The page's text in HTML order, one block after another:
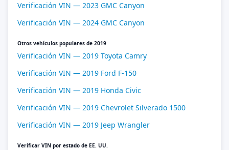
Verificación VIN — 2023 GMC Canyon
Verificación VIN — 2024 GMC Canyon
Otros vehículos populares de 2019
Verificación VIN — 2019 Toyota Camry
Verificación VIN — 2019 Ford F-150
Verificación VIN — 2019 Honda Civic
Verificación VIN — 2019 Chevrolet Silverado 1500
Verificación VIN — 2019 Jeep Wrangler
Verificar VIN por estado de EE. UU.